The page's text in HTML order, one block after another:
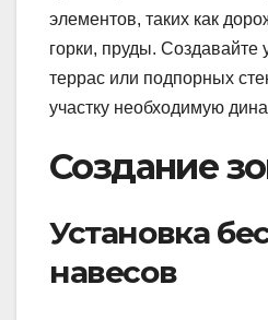
элементов, таких как
горки, пруды.
террас или подпорных
участку необходимую
Создание
Установка
навесов